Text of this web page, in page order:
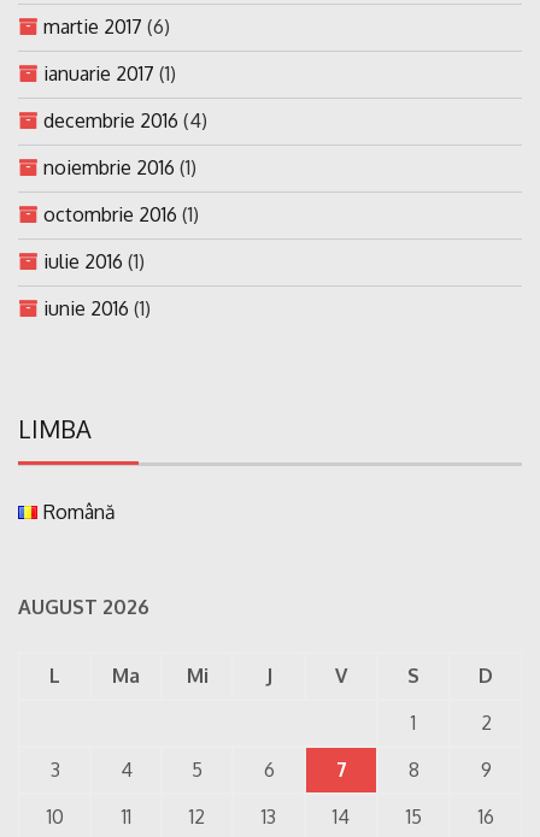
martie 2017 (6)
ianuarie 2017 (1)
decembrie 2016 (4)
noiembrie 2016 (1)
octombrie 2016 (1)
iulie 2016 (1)
iunie 2016 (1)
LIMBA
Română
AUGUST 2026
L Ma Mi J V S
D
1
2
3
4 5 6 7 8
9
10
11 12 13 14 15 16